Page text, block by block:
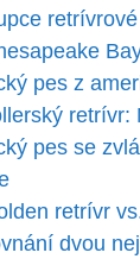
pes z
retrívr:
pes se
retrívr
dvou